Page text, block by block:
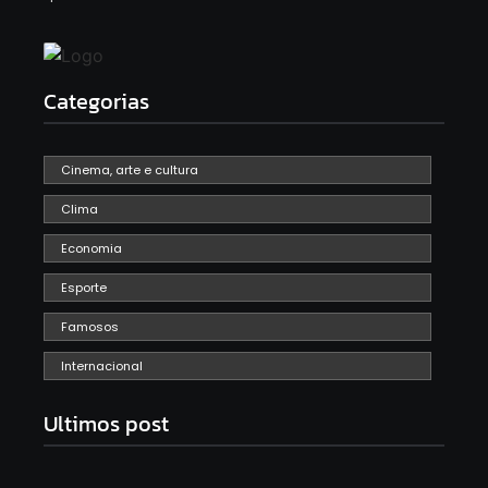
Categorias
Cinema, arte e cultura
Clima
Economia
Esporte
Famosos
Internacional
Ultimos post